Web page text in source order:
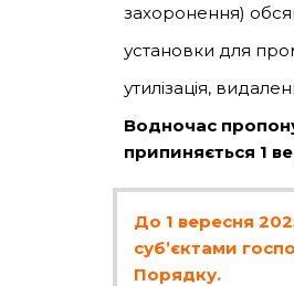
захоронення)
установки для
утилізація,
Водночас
припиняється 1
До 1 вересня
суб’єктами
Порядку.